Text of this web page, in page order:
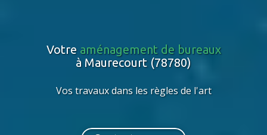
Votre aménagement de bureaux
à Maurecourt (78780)
Vos travaux dans les règles de l'art